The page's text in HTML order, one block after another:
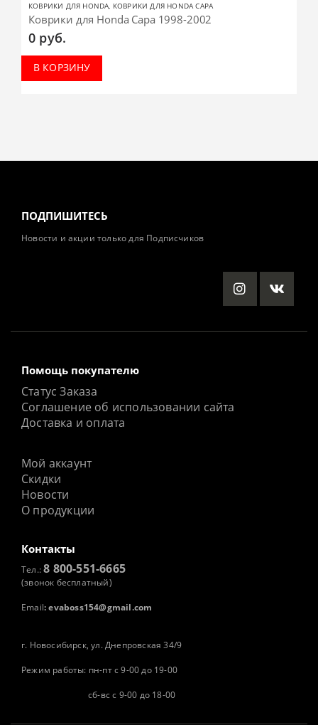
КОВРИКИ ДЛЯ HONDA, КОВРИКИ ДЛЯ HONDA CAPA
Коврики для Honda Capa 1998-2002
0 руб.
В КОРЗИНУ
ПОДПИШИТЕСЬ
Новости и акции только для Подписчиков
Помощь покупателю
Статус Заказа
Соглашение об использовании сайта
Доставка и оплата
Мой аккаунт
Скидки
Новости
О продукции
Контакты
Тел.:8 800-551-6665
(звонок бесплатный)
Email: evaboss154@gmail.com
г. Новосибирск, ул. Днепровская 34/9
Режим работы: пн-пт с 9-00 до 19-00
сб-вс с 9-00 до 18-00